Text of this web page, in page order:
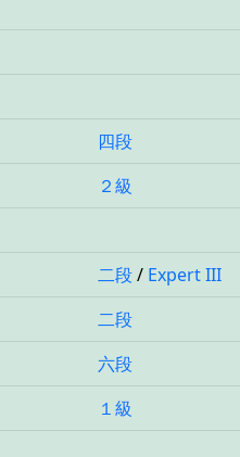
四段
２級
二段/ Expert III
二段
六段
１級